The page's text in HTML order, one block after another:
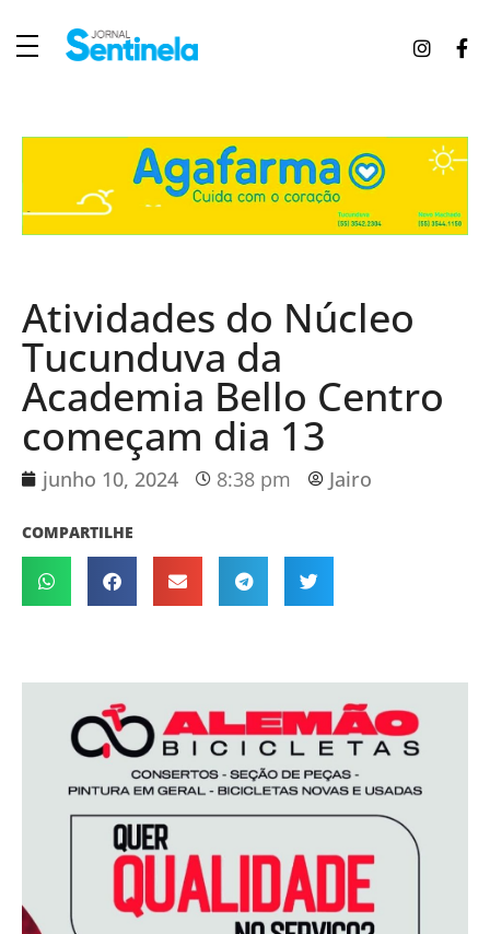
Atividades do Núcleo
Tucunduva da
Academia Bello Centro
começam dia 13
junho 10, 2024 8:38 pm Jairo
COMPARTILHE